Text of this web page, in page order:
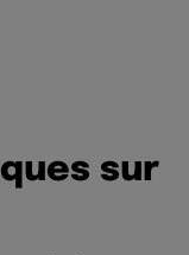
ques sur